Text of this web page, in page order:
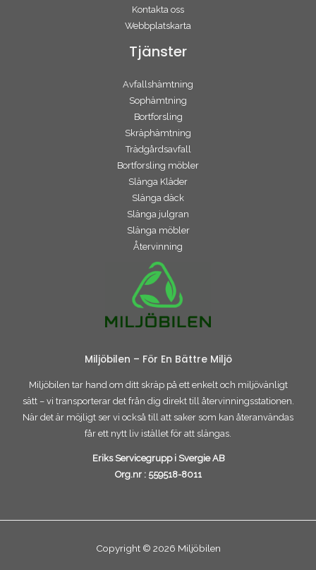
Kontakta oss
Webbplatskarta
Tjänster
Avfallshämtning
Sophämtning
Bortforsling
Skräphämtning
Trädgårdsavfall
Bortforsling möbler
Slänga Kläder
Slänga däck
Slänga julgran
Slänga möbler
Återvinning
Miljöbilen – För En Bättre Miljö
Miljöbilen tar hand om ditt skräp på ett enkelt och miljövänligt
sätt – vi transporterar det från dig direkt till återvinningsstationen.
När det är möjligt ser vi också till att saker som kan återanvändas
får ett nytt liv istället för att slängas.
Eriks Servicegrupp i Svergie AB
Org.nr : 559518-8011
Copyright © 2026 Miljöbilen